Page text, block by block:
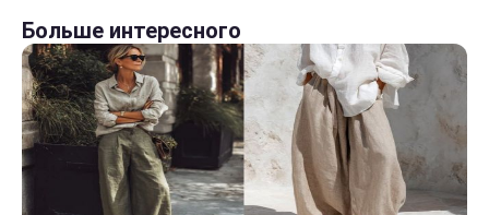
Больше интересного